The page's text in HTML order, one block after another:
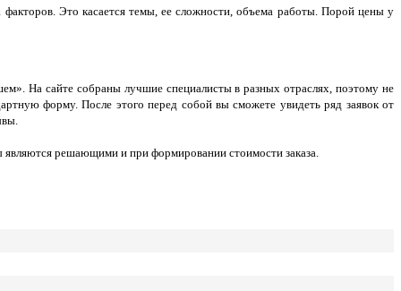
факторов. Это касается темы, ее сложности, объема работы. Порой цены у
На сайте собраны лучшие специалисты в разных отраслях, поэтому не
форму. После этого перед собой вы сможете увидеть ряд заявок от
являются решающими и при формировании стоимости заказа.